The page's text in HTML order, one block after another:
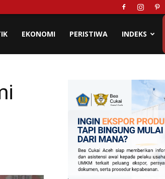
EKONOMI PERISTIWA INDEKS